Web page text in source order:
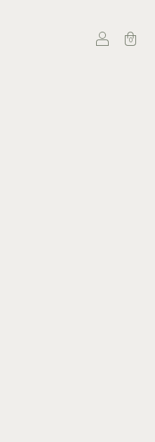
0